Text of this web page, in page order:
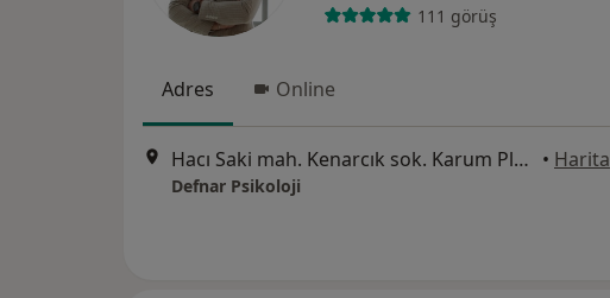
111 görüş
Adres Online
Hacı Saki mah. Kenarcık sok. Karum Plaza Kat-6 No:5/28, Kayseri • Harita
Defnar Psikoloji